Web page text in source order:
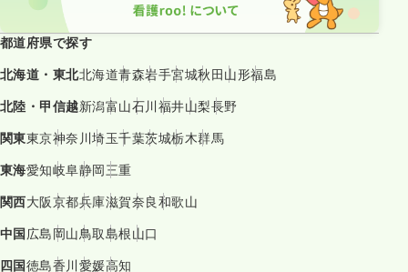
都道府県で探す
北海道・東北北海道青森岩手宮城秋田山形福島
北陸・甲信越新潟富山石川福井山梨長野
関東東京神奈川埼玉千葉茨城栃木群馬
東海愛知岐阜静岡三重
関西大阪京都兵庫滋賀奈良和歌山
中国広島岡山鳥取島根山口
四国徳島香川愛媛高知